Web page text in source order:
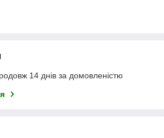
14 днів за домовленістю